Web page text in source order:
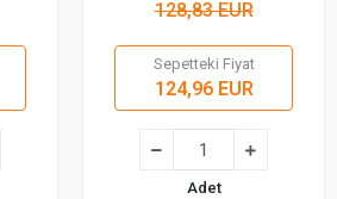
128,83 EUR
Sepetteki Fiyat
124,96 EUR
Adet